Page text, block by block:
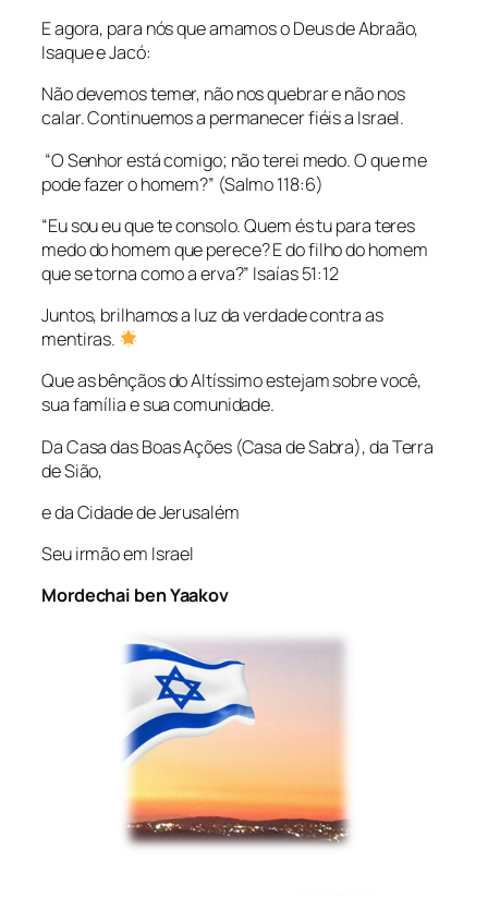
E agora, para nós que amamos o Deus de Abraão,
Isaque e Jacó:
Não devemos temer, não nos quebrar e não nos
calar. Continuemos a permanecer fiéis a Israel.
“O Senhor está comigo; não terei medo. O que me
pode fazer o homem?” (Salmo 118:6)
“Eu sou eu que te consolo. Quem és tu para teres
medo do homem que perece? E do filho do homem
que se torna como a erva?” Isaías 51:12
Juntos, brilhamos a luz da verdade contra as
mentiras.
Que as bênçãos do Altíssimo estejam sobre você,
sua família e sua comunidade.
Da Casa das Boas Ações (Casa de Sabra), da Terra
de Sião,
e da Cidade de Jerusalém
Seu irmão em Israel
Mordechai ben Yaakov